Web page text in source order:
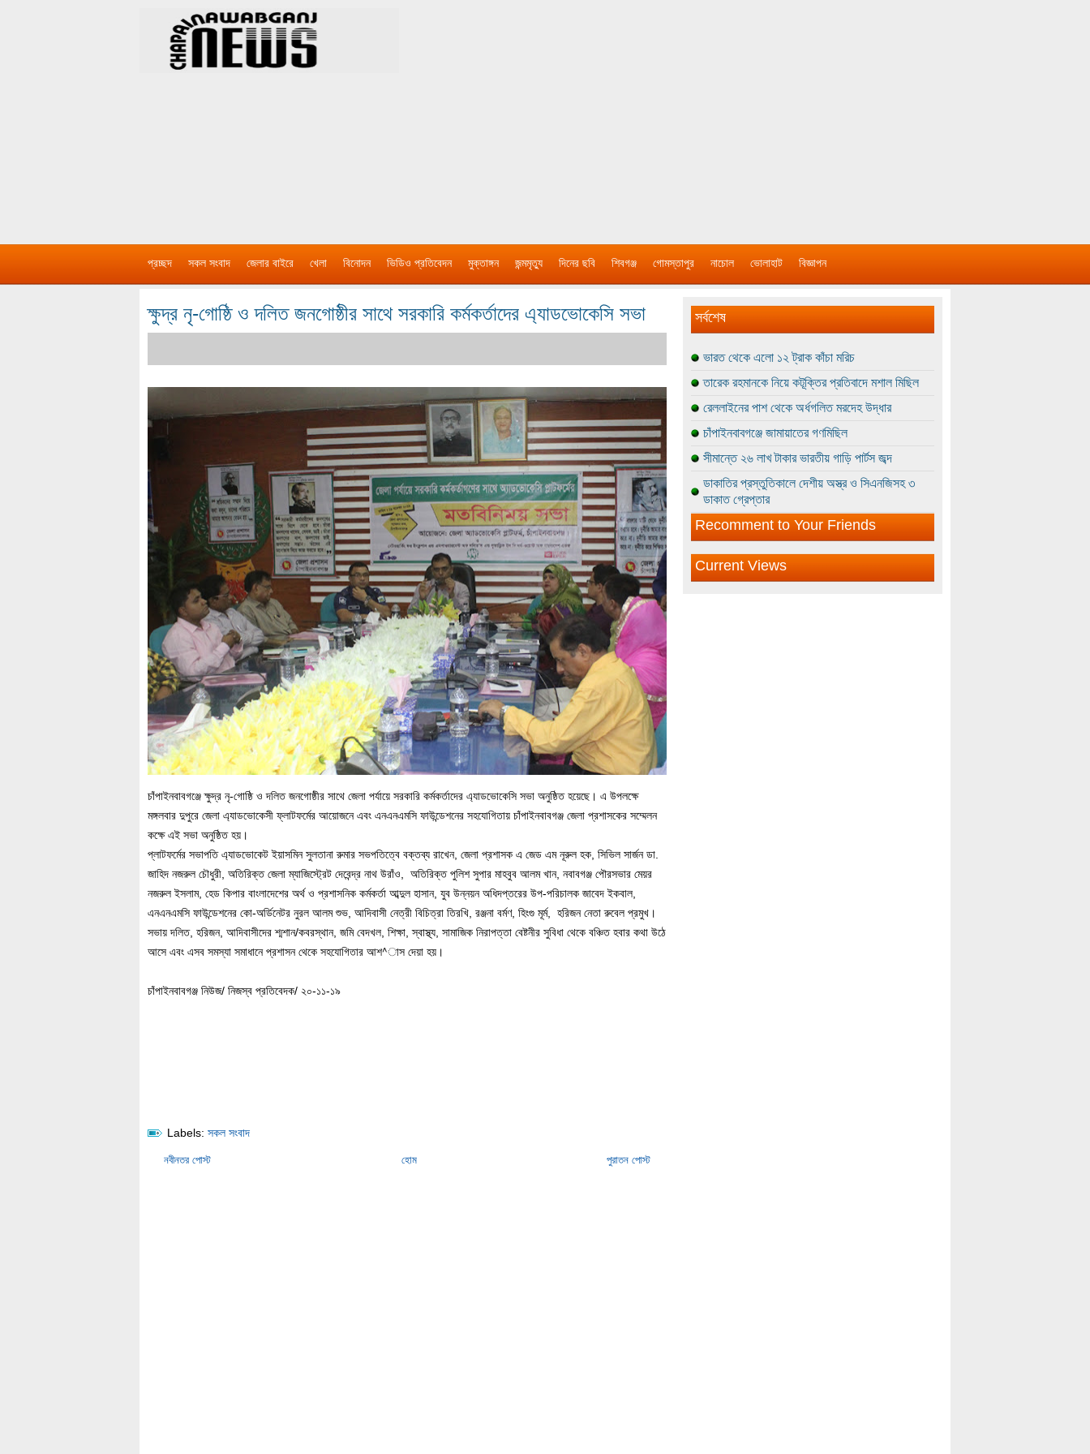
প্রচ্ছদ সকল সংবাদ জেলার বাইরে খেলা বিনোদন ভিডিও প্রতিবেদন মুক্তাঙ্গন জন্মমৃত্যু দিনের ছবি শিবগঞ্জ গোমস্তাপুর নাচোল ভোলাহাট বিজ্ঞাপন
ক্ষুদ্র নৃ-গোষ্ঠি ও দলিত জনগোষ্ঠীর সাথে সরকারি কর্মকর্তাদের এ্যাডভোকেসি সভা
চাঁপাইনবাবগঞ্জে ক্ষুদ্র নৃ-গোষ্ঠি ও দলিত জনগোষ্ঠীর সাথে জেলা পর্যায়ে সরকারি কর্মকর্তাদের এ্যাডভোকেসি সভা অনুষ্ঠিত হয়েছে। এ উপলক্ষে
মঙ্গলবার দুপুরে জেলা এ্যাডভোকেসী ফ্লাটফর্মের আয়োজনে এবং এনএনএমসি ফাউন্ডেশনের সহযোগিতায় চাঁপাইনবাবগঞ্জ জেলা প্রশাসকের সম্মেলন
কক্ষে এই সভা অনুষ্ঠিত হয়।
প্লাটফর্মের সভাপতি এ্যাডভোকেট ইয়াসমিন সুলতানা রুমার সভপতিত্বে বক্তব্য রাখেন, জেলা প্রশাসক এ জেড এম নূরুল হক, সিভিল সার্জন ডা.
জাহিদ নজরুল চৌধুরী, অতিরিক্ত জেলা ম্যাজিস্ট্রেট দেবেন্দ্র নাথ উরাঁও, অতিরিক্ত পুলিশ সুপার মাহবুব আলম খান, নবাবগঞ্জ পৌরসভার মেয়র
নজরুল ইসলাম, হেড কিপার বাংলাদেশের অর্থ ও প্রশাসনিক কর্মকর্তা আব্দুল হাসান, যুব উন্নয়ন অধিদপ্তরের উপ-পরিচালক জাবেদ ইকবাল,
এনএনএমসি ফাউন্ডেশনের কো-অর্ডিনেটর নুরল আলম শুভ, আদিবাসী নেত্রী বিচিত্রা তিরখি, রঞ্জনা বর্মণ, হিংগু মূর্ম, হরিজন নেতা রুবেল প্রমুখ।
সভায় দলিত, হরিজন, আদিবাসীদের শ্মশান/কবরস্থান, জমি বেদখল, শিক্ষা, স্বাস্থ্য, সামাজিক নিরাপত্তা বেষ্টনীর সুবিধা থেকে বঞ্চিত হবার কথা উঠে
আসে এবং এসব সমস্যা সমাধানে প্রশাসন থেকে সহযোগিতার আশ^াস দেয়া হয়।
চাঁপাইনবাবগঞ্জ নিউজ/ নিজস্ব প্রতিবেদক/ ২০-১১-১৯
Labels: সকল সংবাদ
নবীনতর পোস্ট পুরাতন পোস্ট
হোম
সর্বশেষ
ভারত থেকে এলো ১২ ট্রাক কাঁচা মরিচ
তারেক রহমানকে নিয়ে কটূক্তির প্রতিবাদে মশাল মিছিল
রেললাইনের পাশ থেকে অর্ধগলিত মরদেহ উদ্ধার
চাঁপাইনবাবগঞ্জে জামায়াতের গণমিছিল
সীমান্তে ২৬ লাখ টাকার ভারতীয় গাড়ি পার্টস জব্দ
ডাকাতির প্রস্তুতিকালে দেশীয় অস্ত্র ও সিএনজিসহ ৩
ডাকাত গ্রেপ্তার
Recomment to Your Friends
Current Views